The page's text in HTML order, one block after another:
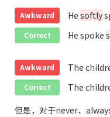
Awkward He softly
Correct He spoke
Awkward The
Correct The
但是，对于never、